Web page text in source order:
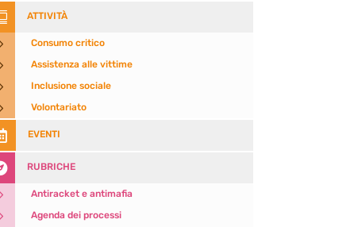
ATTIVITÀ
5 Consumo critico
5 Assistenza alle vittime
5 Inclusione sociale
5 Volontariato
EVENTI
RUBRICHE
5 Antiracket e antimafia
5 Agenda dei processi